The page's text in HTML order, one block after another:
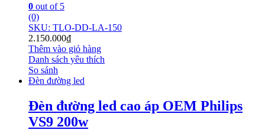
0 out of 5
(0)
SKU: TLO-DD-LA-150
2.150.000₫
Thêm vào giỏ hàng
Danh sách yêu thích
So sánh
Đèn đường led
Đèn đường led cao áp OEM Philips
VS9 200w